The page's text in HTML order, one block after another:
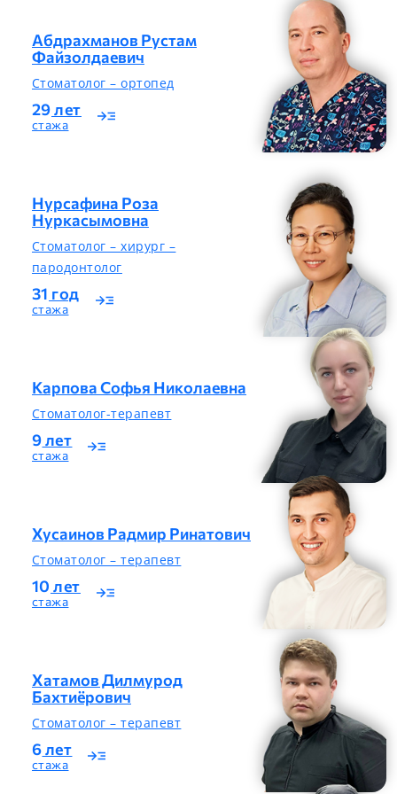
Абдрахманов Рустам
Файзолдаевич
Стоматолог – ортопед
29лет
стажа read_more
Нурсафина Роза
Нуркасымовна
Стоматолог – хирург –
пародонтолог
31 год
стажа read_more
Карпова Софья Николаевна
Стоматолог-терапевт
9лет
стажа read_more
Хусаинов Радмир Ринатович
Стоматолог – терапевт
10 лет
стажа read_more
Хатамов Дилмурод
Бахтиёрович
Стоматолог – терапевт
6лет
стажа read_more